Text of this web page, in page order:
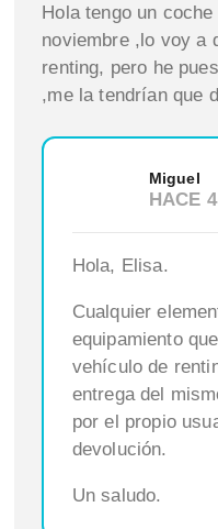
Hola tengo un
noviembre ,lo voy a
renting, pero he
,me la tendrían que
Miguel
HACE
Hola, Elisa.
Cualquier
equipamiento
vehículo de
entrega del
por el propio
devolución.
Un saludo.